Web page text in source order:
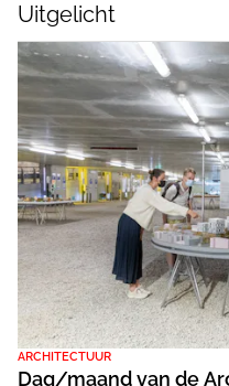
Uitgelicht
ARCHITECTUUR
Dag/maand van de